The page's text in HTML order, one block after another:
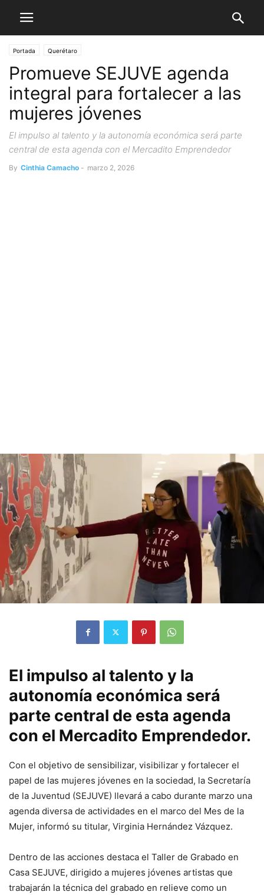
Portada Querétaro
Promueve SEJUVE agenda
integral para fortalecer a las
mujeres jóvenes
El impulso al talento y la autonomía económica será parte
central de esta agenda con el Mercadito Emprendedor
By Cinthia Camacho - marzo 2, 2026
El impulso al talento y la
autonomía económica será
parte central de esta agenda
con el Mercadito Emprendedor.
Con el objetivo de sensibilizar, visibilizar y fortalecer el
papel de las mujeres jóvenes en la sociedad, la Secretaría
de la Juventud (SEJUVE) llevará a cabo durante marzo una
agenda diversa de actividades en el marco del Mes de la
Mujer, informó su titular, Virginia Hernández Vázquez.
Dentro de las acciones destaca el Taller de Grabado en
Casa SEJUVE, dirigido a mujeres jóvenes artistas que
trabajarán la técnica del grabado en relieve como un